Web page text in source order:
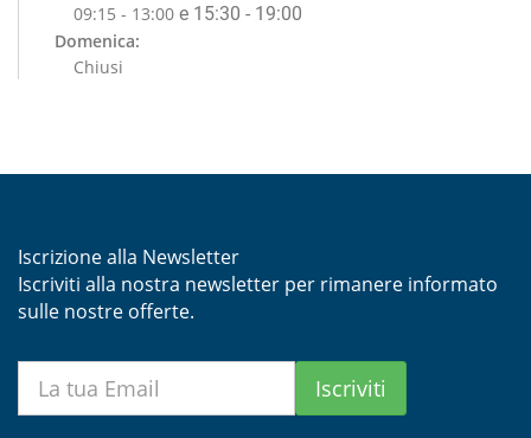
09:15 - 13:00 e 15:30 - 19:00
Domenica:
Chiusi
Iscrizione alla Newsletter
Iscriviti alla nostra newsletter per rimanere informato
sulle nostre offerte.
Iscriviti